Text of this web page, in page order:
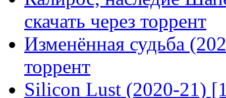
скачать через торрент
Изменённая судьба
торрент
Silicon Lust (2020-21)